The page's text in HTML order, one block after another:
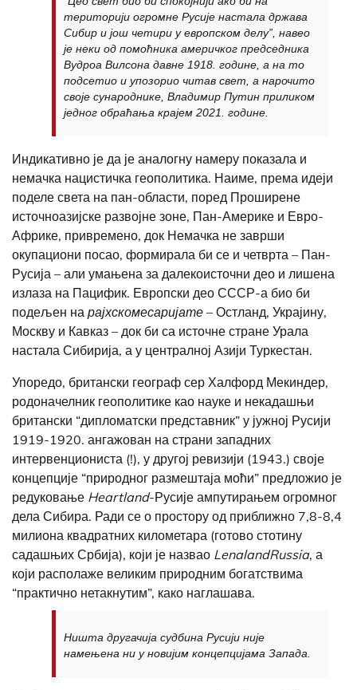
територији огромне Русије настала држава
Сибир и још четири у европском делу”, навео
је неки од помоћника америчког председника
Вудроа Вилсона давне 1918. године, а на то
подсетио и упозорио читав свет, а нарочито
своје сународнике, Владимир Путин приликом
једног обраћања крајем 2021. године.
Индикативно је да је аналогну намеру показала и
немачка нацистичка геополитика. Наиме, према идеји
поделе света на пан-области, поред Проширене
источноазијске развојне зоне, Пан-Америке и Евро-
Африке, привремено, док Немачка не заврши
окупациони посао, формирала би се и четврта – Пан-
Русија – али умањена за далекоисточни део и лишена
излаза на Пацифик. Европски део СССР-а био би
подељен на рајхскомесаријате – Остланд, Украјину,
Москву и Кавказ – док би са источне стране Урала
настала Сибирија, а у централној Азији Туркестан.
Упоредо, британски географ сер Халфорд Мекиндер,
родоначелник геополитике као науке и некадашњи
британски “дипломатски представник” у јужној Русији
1919-1920. ангажован на страни западних
интервенциониста (!), у другој ревизији (1943.) своје
концепције “природног размештаја моћи” предложио је
редуковање Heartland-Русије ампутирањем огромног
дела Сибира. Ради се о простору од приближно 7,8-8,4
милиона квадратних километара (готово стотину
садашњих Србија), који је назвао LenalandRussia, а
који располаже великим природним богатствима
“практично нетакнутим”, како наглашава.
Ништа другачија судбина Русији није
намењена ни у новијим концепцијама Запада.